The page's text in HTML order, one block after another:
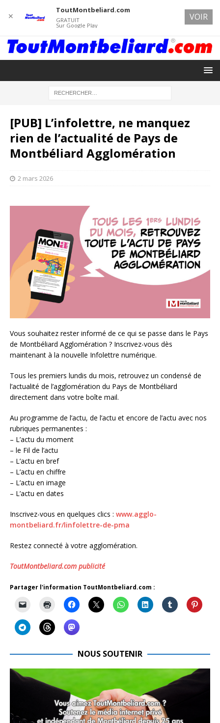
[PUB] L’infolettre, ne manquez
rien de l’actualité de Pays de
Montbéliard Agglomération
2 mars 2026
Vous souhaitez rester informé de ce qui se passe dans le Pays
de Montbéliard Agglomération ? Inscrivez-vous dès
maintenant à la nouvelle Infolettre numérique.
Tous les premiers lundis du mois, retrouvez un condensé de
l’actualité de l’agglomération du Pays de Montbéliard
directement dans votre boîte mail.
Au programme de l’actu, de l’actu et encore de l’actu avec nos
rubriques permanentes :
– L’actu du moment
– le Fil de l’actu
– L’actu en bref
– L’actu en chiffre
– L’actu en image
– L’actu en dates
Inscrivez-vous en quelques clics : www.agglo-
montbeliard.fr/linfolettre-de-pma
Restez connecté à votre agglomération.
ToutMontbeliard.com publicité
Partager l'information ToutMontbeliard.com :
NOUS SOUTENIR
✕
ToutMontbeliard.com
GRATUIT
Sur Google Play
VOIR